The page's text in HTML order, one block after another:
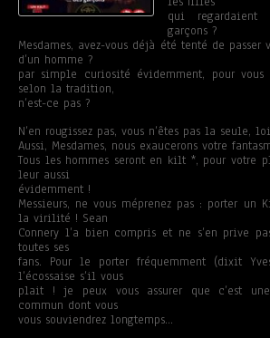
qui regardaient
garçons ?
Mesdames, avez-vous déjà été tenté de
d’un homme ?
par simple curiosité évidemment, pour vous
selon la tradition,
n’est-ce pas ?
N’en rougissez pas, vous n’êtes pas la seule,
Aussi, Mesdames, nous exaucerons votre
Tous les hommes seront en kilt *, pour votre
leur aussi
évidemment !
Messieurs, ne vous méprenez pas : porter un
la virilité ! Sean
Connery l’a bien compris et ne s’en prive
toutes ses
fans. Pour le porter fréquemment (dixit
l’écossaise s’il vous
plait ! je peux vous assurer que c’est
commun dont vous
vous souviendrez longtemps…